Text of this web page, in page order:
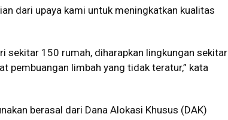
dari upaya kami untuk meningkatkan kualitas
sekitar 150 rumah, diharapkan lingkungan sekitar
pembuangan limbah yang tidak teratur,” kata
berasal dari Dana Alokasi Khusus (DAK)